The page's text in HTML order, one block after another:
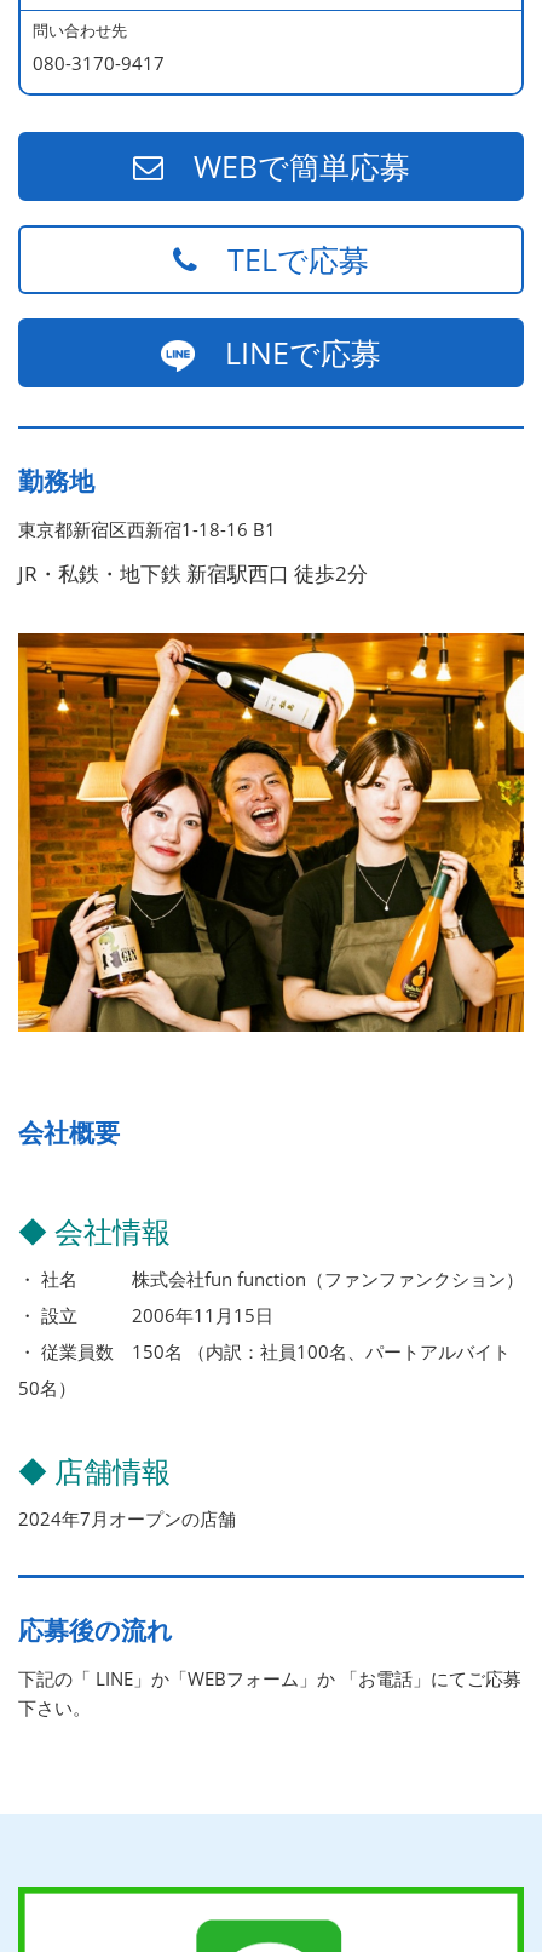
540万円／店長（20代・入社3年目・ 育休取得して、更に
やる気MAXの2児のお父さん）
670万円／統括店長（30代・入社7年目・中学生の長男筆
頭に3人の子供を持つ一家の大黒柱）
問い合わせ先
080-3170-9417
WEBで簡単応募
TELで応募
LINEで応募
勤務地
東京都新宿区西新宿1-18-16 B1
JR・私鉄・地下鉄 新宿駅西口 徒歩2分
会社概要
◆ 会社情報
・ 社名 株式会社fun function（ファンファンクション）
・ 設立 2006年11月15日
・ 従業員数 150名 （内訳：社員100名、パートアルバイト
50名）
◆ 店舗情報
2024年7月オープンの店舗
応募後の流れ
下記の「 LINE」か「WEBフォーム」か 「お電話」にてご応募
下さい。